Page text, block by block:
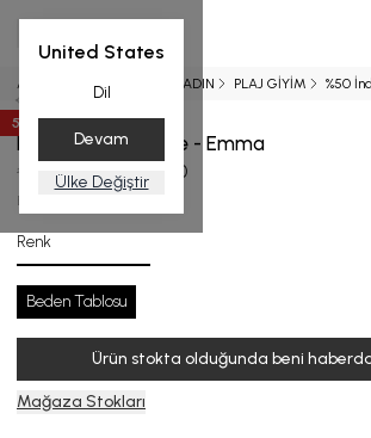
United States
Dil
Devam
Ülke Değiştir
Ana Sayfa SS 2024 KADIN PLAJ GİYİM %50
50 %İndirim
Desenli Şifon Elbise - Emma
₺ 12,999.00 ₺ 6,499.50
EL.5030-24_R133_STD
Renk
Beden Tablosu
Ürün stokta olduğunda beni
Mağaza Stokları